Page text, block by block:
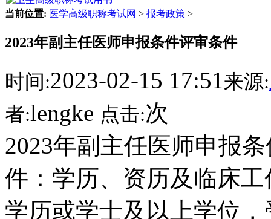
当前位置: 医学高级职称考试网 > 报考政策 >
2023年副主任医师申报条件评审条件
时间:2023-02-15 17:51来源:
者:lengke 点击:次
2023年副主任医师申报
件：学历、资历及临床
学历或学士及以上学位